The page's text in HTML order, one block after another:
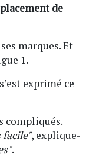
de
marques. Et
1.
exprimé ce
compliqués.
facile", explique-
.